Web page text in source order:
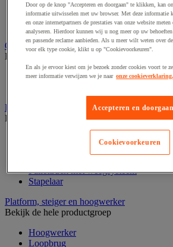
Laboratoriumkast
Laboratoriumladekast
Laboratoriumtafel
Opstapkruk, trap en ladder
Bekijk de hele productgroep
Ladder
Palletwagen
Bekijk de hele productgroep
Elektrische pallettruck
Pallettruck met weegsysteem
Stapelaar
Platform, steiger en hoogwerker
Bekijk de hele productgroep
Hoogwerker
Loopbrug
Door op de knop "Accepteren en doorgaan" te klikken, kan
informatie uitwisselen met uw browser. Met deze informatie
en onze internetpartners de prestaties van onze website
analyseren. Hierdoor kunnen wij u nog meer op uw behoeften
en passende reclame aanbieden. Als u meer wilt weten over
voor elk type cookie, klikt u op "Cookievoorkeuren".
En als je ervoor kiest om je bezoek zonder cookies voort te
meer informatie verwijzen we je naar onze cookieverklaring.
Accepteren en doorgaan
Cookievoorkeuren